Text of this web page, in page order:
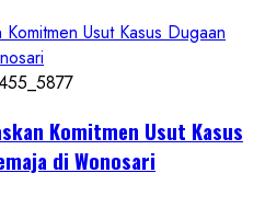
Usut Kasus Dugaan
Komitmen Usut Kasus
di Wonosari